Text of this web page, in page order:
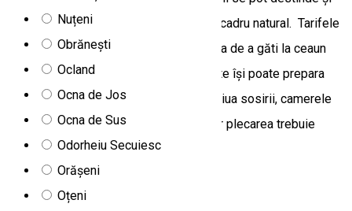
Nuțeni
Obrănești
Ocland
Ocna de Jos
Ocna de Sus
Odorheiu Secuiesc
Orășeni
Oțeni
bucura de momente de relaxare într-un cadru natural. Tarifele
nu includ mese, însă există posibilitatea de a găti la ceaun
sau la grătar, astfel încât fiecare oaspete își poate prepara
mâncarea după propriile preferințe. În ziua sosirii, camerele
pot fi ocupate începând cu ora 15:00, iar plecarea trebuie
efectuată până cel târziu la ora 10:00.
Izvoare 537362, Romania
Apartament